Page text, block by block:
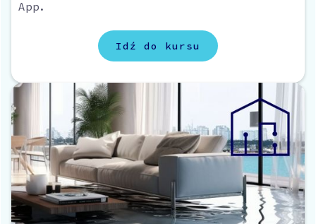
App.
Idź do kursu